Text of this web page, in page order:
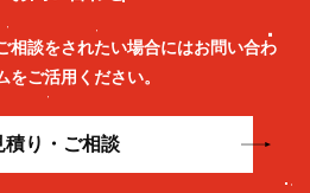
相談をされたい場合にはお問い合わ
をご活用ください。
積り・ご相談